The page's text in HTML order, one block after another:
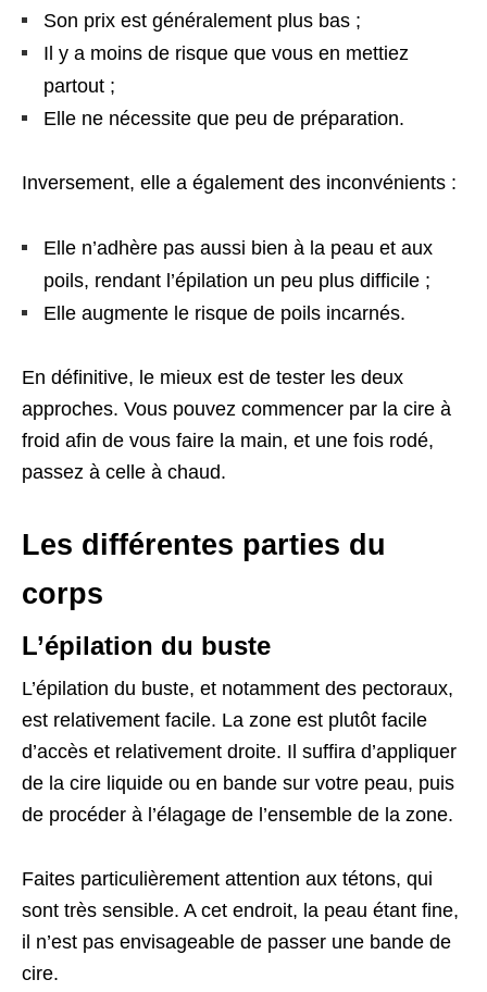
Son prix est généralement plus bas ;
Il y a moins de risque que vous en mettiez
partout ;
Elle ne nécessite que peu de préparation.
Inversement, elle a également des inconvénients :
Elle n’adhère pas aussi bien à la peau et aux
poils, rendant l’épilation un peu plus difficile ;
Elle augmente le risque de poils incarnés.
En définitive, le mieux est de tester les deux
approches. Vous pouvez commencer par la cire à
froid afin de vous faire la main, et une fois rodé,
passez à celle à chaud.
Les différentes parties du
corps
L’épilation du buste
L’épilation du buste, et notamment des pectoraux,
est relativement facile. La zone est plutôt facile
d’accès et relativement droite. Il suffira d’appliquer
de la cire liquide ou en bande sur votre peau, puis
de procéder à l’élagage de l’ensemble de la zone.
Faites particulièrement attention aux tétons, qui
sont très sensible. A cet endroit, la peau étant fine,
il n’est pas envisageable de passer une bande de
cire.